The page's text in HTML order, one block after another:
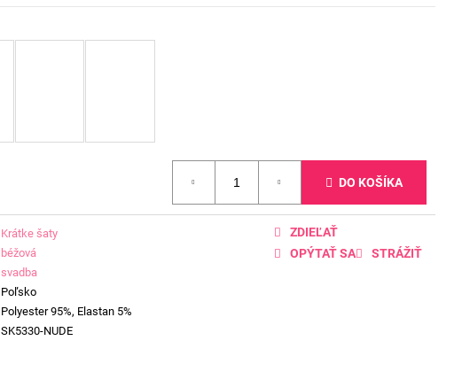
DO KOŠÍKA
Krátke šaty
béžová
svadba
Poľsko
Polyester 95%, Elastan 5%
SK5330-NUDE
OPÝTAŤ SA STRÁŽIŤ
ZDIEĽAŤ